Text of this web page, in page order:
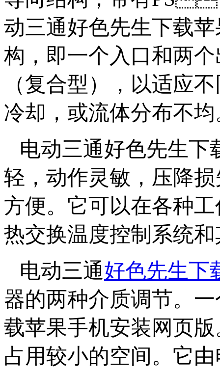
动三通好色先生下载
构，即一个入口和两
（复合型），以适
冷却，或流体分布不均
电动三通好色先生下
轻，动作灵敏，压
方便。它可以在各种
热交换温度控制系统和
电动三通好色先生下
器的两种介质调节
载苹果手机安装网页版
占用较小的空间。它